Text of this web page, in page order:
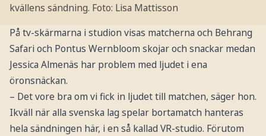
kvällens sändning. Foto: Lisa Mattisson
På tv-skärmarna i studion visas matcherna och Behrang
Safari och Pontus Wernbloom skojar och snackar medan
Jessica Almenäs har problem med ljudet i ena
öronsnäckan.
– Det vore bra om vi fick in ljudet till matchen, säger hon.
Ikväll när alla svenska lag spelar bortamatch hanteras
hela sändningen här, i en så kallad VR-studio. Förutom